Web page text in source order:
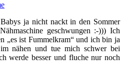
ja nicht nackt in den Sommer
geschwungen :-))) Ich
„es ist Fummelkram“ und ich bin ja
nähen und tue mich schwer bei
werde besser und fluche nur noch